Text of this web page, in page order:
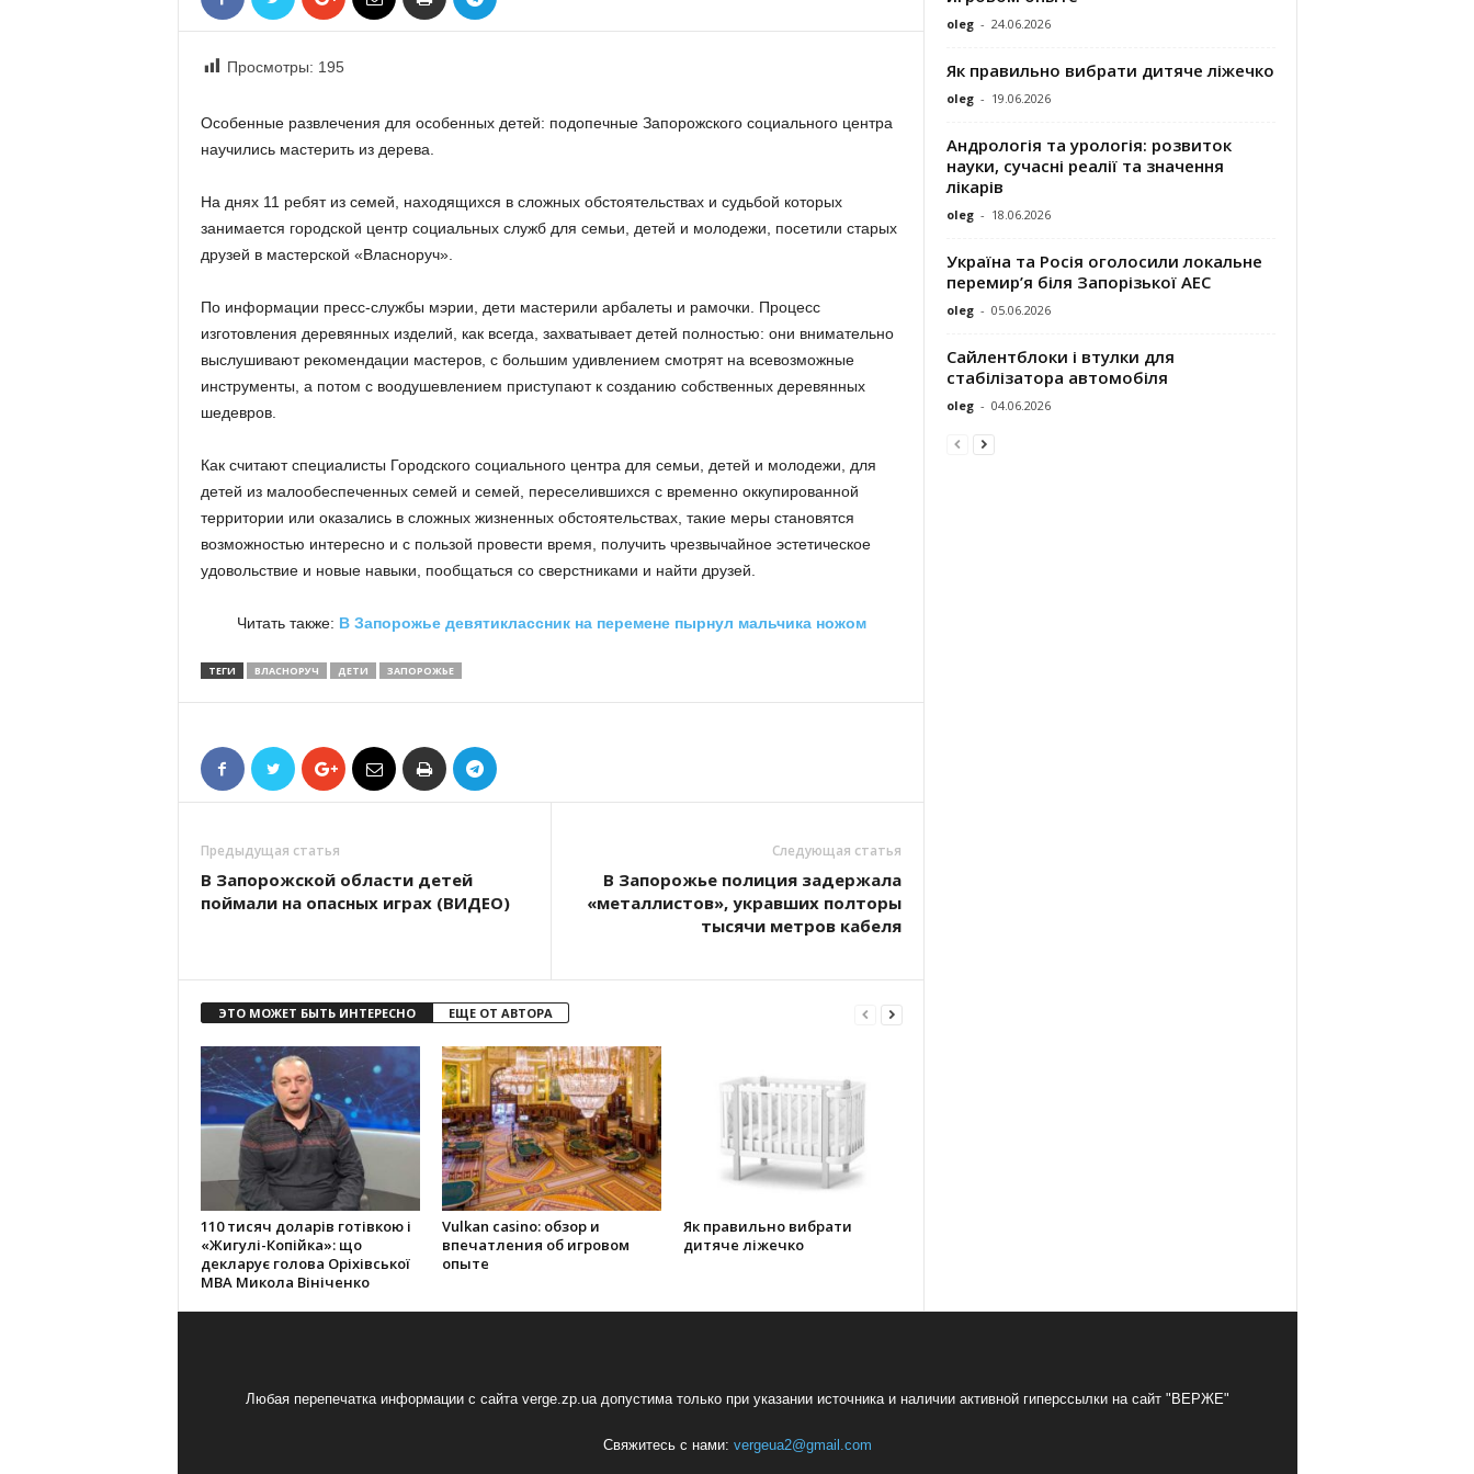
Просмотры: 195
Особенные развлечения для особенных детей: подопечные Запорожского социального центра
научились мастерить из дерева.
На днях 11 ребят из семей, находящихся в сложных обстоятельствах и судьбой которых
занимается городской центр социальных служб для семьи, детей и молодежи, посетили старых
друзей в мастерской «Власноруч».
По информации пресс-службы мэрии, дети мастерили арбалеты и рамочки. Процесс
изготовления деревянных изделий, как всегда, захватывает детей полностью: они внимательно
выслушивают рекомендации мастеров, с большим удивлением смотрят на всевозможные
инструменты, а потом с воодушевлением приступают к созданию собственных деревянных
шедевров.
Как считают специалисты Городского социального центра для семьи, детей и молодежи, для
детей из малообеспеченных семей и семей, переселившихся с временно оккупированной
территории или оказались в сложных жизненных обстоятельствах, такие меры становятся
возможностью интересно и с пользой провести время, получить чрезвычайное эстетическое
удовольствие и новые навыки, пообщаться со сверстниками и найти друзей.
Читать также: В Запорожье девятиклассник на перемене пырнул мальчика ножом
ТЕГИ ВЛАСНОРУЧ ДЕТИ ЗАПОРОЖЬЕ
Предыдущая статья
В Запорожской области детей
поймали на опасных играх (ВИДЕО)
Следующая статья
В Запорожье полиция задержала
«металлистов», укравших полторы
тысячи метров кабеля
ЭТО МОЖЕТ БЫТЬ ИНТЕРЕСНО ЕЩЕ ОТ АВТОРА
110 тисяч доларів готівкою і
«Жигулі-Копійка»: що
декларує голова Оріхівської
МВА Микола Вініченко
Vulkan casino: обзор и
впечатления об игровом
опыте
Як правильно вибрати
дитяче ліжечко
oleg - 24.06.2026
Як правильно вибрати дитяче ліжечко
oleg - 19.06.2026
Андрологія та урологія: розвиток
науки, сучасні реалії та значення
лікарів
oleg - 18.06.2026
Україна та Росія оголосили локальне
перемир’я біля Запорізької АЕС
oleg - 05.06.2026
Сайлентблоки і втулки для
стабілізатора автомобіля
oleg - 04.06.2026
Любая перепечатка информации с сайта verge.zp.ua допустима только при указании источника и наличии активной гиперссылки на сайт "ВЕРЖЕ"
Свяжитесь с нами: vergeua2@gmail.com